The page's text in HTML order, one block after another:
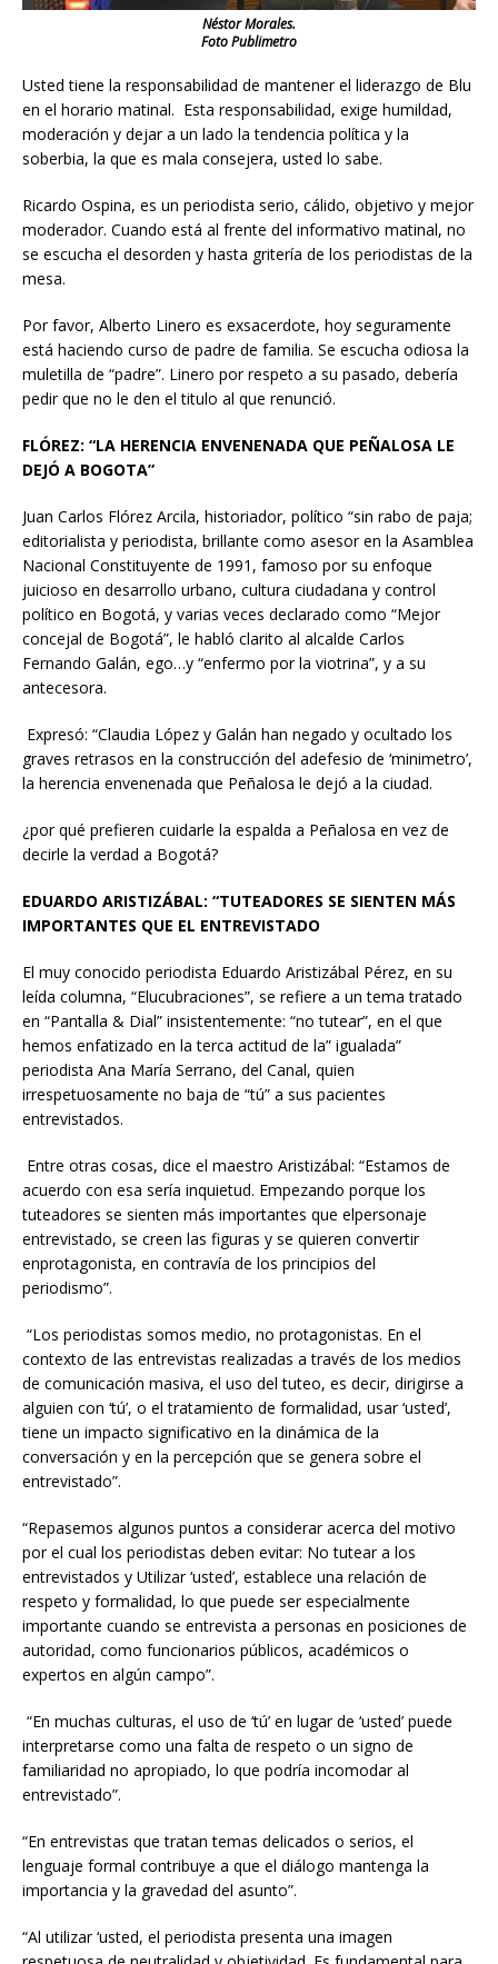
Néstor Morales.
Foto Publimetro
Usted tiene la responsabilidad de mantener el liderazgo de Blu
en el horario matinal. Esta responsabilidad, exige humildad,
moderación y dejar a un lado la tendencia política y la
soberbia, la que es mala consejera, usted lo sabe.
Ricardo Ospina, es un periodista serio, cálido, objetivo y mejor
moderador. Cuando está al frente del informativo matinal, no
se escucha el desorden y hasta gritería de los periodistas de la
mesa.
Por favor, Alberto Linero es exsacerdote, hoy seguramente
está haciendo curso de padre de familia. Se escucha odiosa la
muletilla de “padre”. Linero por respeto a su pasado, debería
pedir que no le den el titulo al que renunció.
FLÓREZ: “LA HERENCIA ENVENENADA QUE PEÑALOSA LE
DEJÓ A BOGOTA”
Juan Carlos Flórez Arcila, historiador, político “sin rabo de paja;
editorialista y periodista, brillante como asesor en la Asamblea
Nacional Constituyente de 1991, famoso por su enfoque
juicioso en desarrollo urbano, cultura ciudadana y control
político en Bogotá, y varias veces declarado como “Mejor
concejal de Bogotá”, le habló clarito al alcalde Carlos
Fernando Galán, ego…y “enfermo por la viotrina”, y a su
antecesora.
Expresó: “Claudia López y Galán han negado y ocultado los
graves retrasos en la construcción del adefesio de ‘minimetro’,
la herencia envenenada que Peñalosa le dejó a la ciudad.
¿por qué prefieren cuidarle la espalda a Peñalosa en vez de
decirle la verdad a Bogotá?
EDUARDO ARISTIZÁBAL: “TUTEADORES SE SIENTEN MÁS
IMPORTANTES QUE EL ENTREVISTADO
El muy conocido periodista Eduardo Aristizábal Pérez, en su
leída columna, “Elucubraciones”, se refiere a un tema tratado
en “Pantalla & Dial” insistentemente: “no tutear”, en el que
hemos enfatizado en la terca actitud de la” igualada”
periodista Ana María Serrano, del Canal, quien
irrespetuosamente no baja de “tú” a sus pacientes
entrevistados.
Entre otras cosas, dice el maestro Aristizábal: “Estamos de
acuerdo con esa sería inquietud. Empezando porque los
tuteadores se sienten más importantes que elpersonaje
entrevistado, se creen las figuras y se quieren convertir
enprotagonista, en contravía de los principios del
periodismo”.
“Los periodistas somos medio, no protagonistas. En el
contexto de las entrevistas realizadas a través de los medios
de comunicación masiva, el uso del tuteo, es decir, dirigirse a
alguien con ‘tú’, o el tratamiento de formalidad, usar ‘usted’,
tiene un impacto significativo en la dinámica de la
conversación y en la percepción que se genera sobre el
entrevistado”.
“Repasemos algunos puntos a considerar acerca del motivo
por el cual los periodistas deben evitar: No tutear a los
entrevistados y Utilizar ‘usted’, establece una relación de
respeto y formalidad, lo que puede ser especialmente
importante cuando se entrevista a personas en posiciones de
autoridad, como funcionarios públicos, académicos o
expertos en algún campo”.
“En muchas culturas, el uso de ‘tú’ en lugar de ‘usted’ puede
interpretarse como una falta de respeto o un signo de
familiaridad no apropiado, lo que podría incomodar al
entrevistado”.
“En entrevistas que tratan temas delicados o serios, el
lenguaje formal contribuye a que el diálogo mantenga la
importancia y la gravedad del asunto”.
“Al utilizar ‘usted, el periodista presenta una imagen